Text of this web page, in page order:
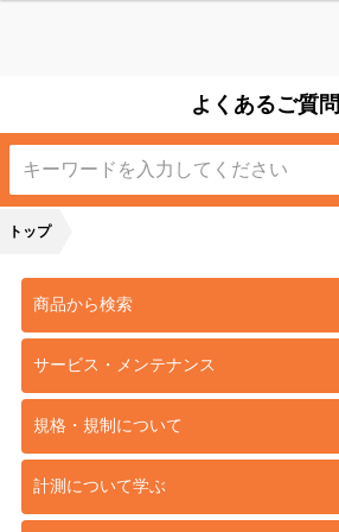
よくあるご質問
トップ
商品から検索
サービス・メンテナンス
規格・規制について
計測について学ぶ